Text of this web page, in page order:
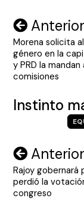
Navegación
de
entradas
Anterior
Morena solicita
género en la
y PRD la mandan
comisiones
Instinto
Navegación
de
entradas
Anterior
Rajoy gobernará
perdió la
congreso